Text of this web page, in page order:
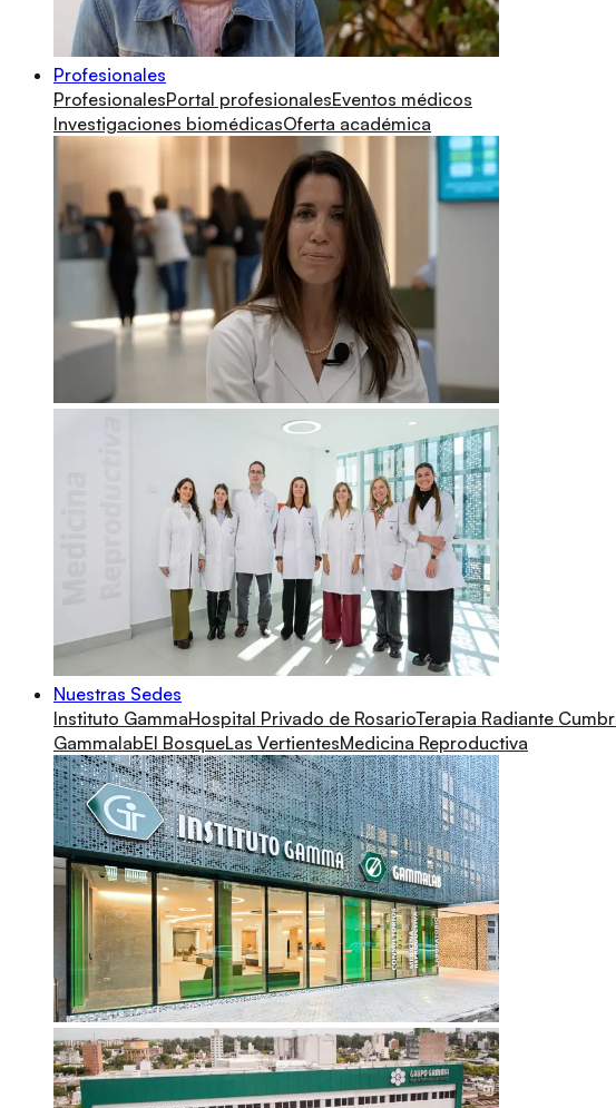
Profesionales
ProfesionalesPortal profesionalesEventos médicos
Investigaciones biomédicasOferta académica
Nuestras Sedes
Instituto GammaHospital Privado de RosarioTerapia Radiante
GammalabEl BosqueLas VertientesMedicina Reproductiva